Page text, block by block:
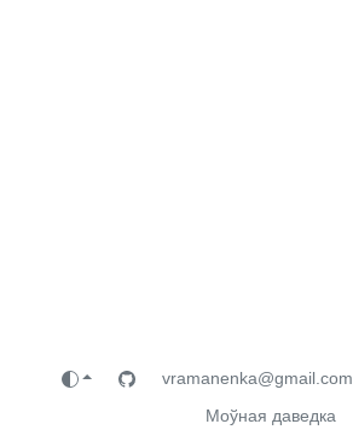
vramanenka@gmail.com
Моўная даведка